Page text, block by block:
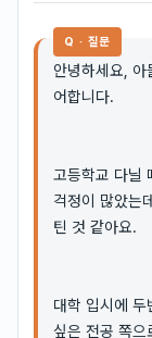
Q · 질문
안녕하세요,
어합니다.
고등학교 다닐
걱정이 많았는
틴 것 같아요.
대학 입시에
싶은 전공 쪽으